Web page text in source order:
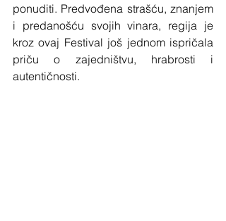
ponuditi. Predvođena strašću, znanjem
i predanošću svojih vinara, regija je
kroz ovaj Festival još jednom ispričala
priču o zajedništvu, hrabrosti i
autentičnosti.